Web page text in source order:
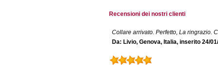
Recensioni dei nostri clienti
Collare arrivato. Perfetto, La ringrazio.
Da: Livio, Genova, Italia, inserito 24/